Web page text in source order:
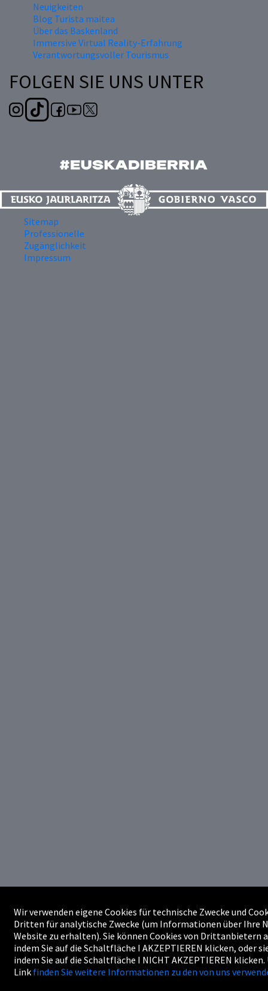
Neuigkeiten
Blog Turista maitea
Über das Baskenland
Immersive Virtual Reality-Erfahrung
Verantwortungsvoller Tourismus
FOLGEN SIE UNS UNTER
Sitemap
Professionelle
Zugänglichkeit
Impressum
Wir verwenden eigene Cookies für technische Zwecke und
Dritten für analytische Zwecke (um Informationen über Ihre
Website zu erhalten). Sie können Cookies von Drittanbietern
indem Sie auf die Schaltfläche I AKZEPTIEREN klicken, oder
indem Sie auf die Schaltfläche I NICHT AKZEPTIEREN
Link finden Sie weitere Informationen zu den von uns